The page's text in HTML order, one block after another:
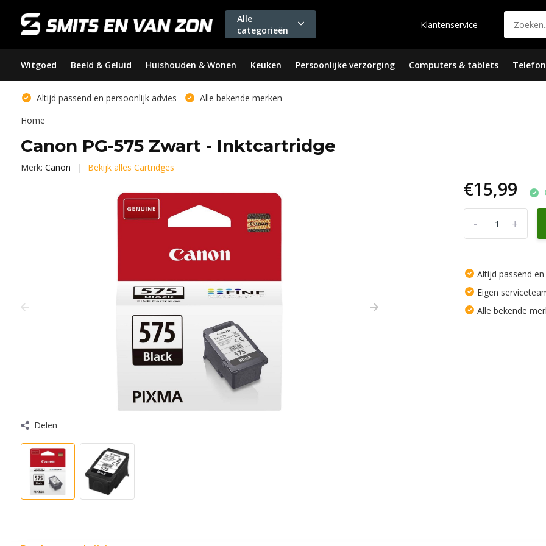
Alle
categorieën
Klantenservice
Witgoed Beeld & Geluid Huishouden & Wonen Keuken Persoonlijke verzorging Computers & tablets
Altijd passend en persoonlijk advies
Alle bekende merken
Home
Canon PG-575 Zwart - Inktcartridge
Merk: Canon Bekijk alles Cartridges
Delen
€15,99
+
-
Altijd passend
Eigen
Alle bekende